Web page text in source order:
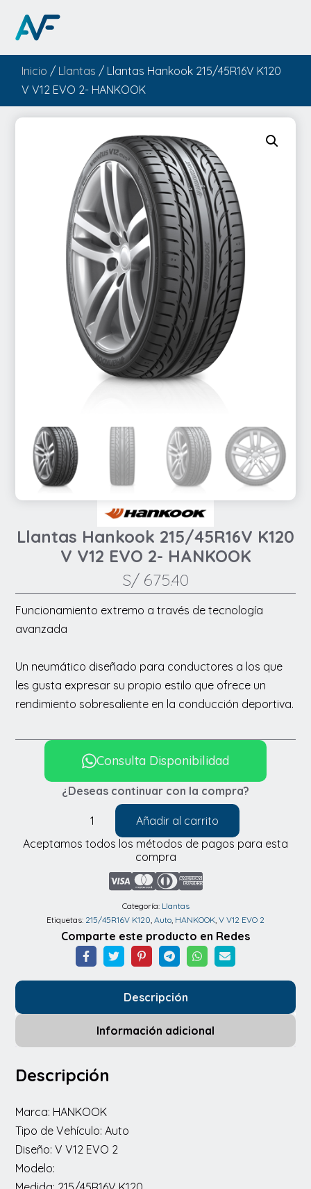
Inicio / Llantas / Llantas Hankook 215/45R16V K120
V V12 EVO 2- HANKOOK
Llantas Hankook 215/45R16V K120
V V12 EVO 2- HANKOOK
S/ 675.40
Funcionamiento extremo a través de tecnología
avanzada
Un neumático diseñado para conductores a los que
les gusta expresar su propio estilo que ofrece un
rendimiento sobresaliente en la conducción deportiva.
¿Deseas continuar con la compra?
Llantas
Hankook
V12
EVO
HANKOOK
Añadir al carrito
Categoría: Llantas
Etiquetas: 215/45R16V K120, Auto, HANKOOK, V V12 EVO 2
Consulta Disponibilidad
Aceptamos todos los métodos de pagos para esta
compra
Comparte este producto en Redes
Descripción
Información adicional
Descripción
Marca: HANKOOK
Tipo de Vehículo: Auto
Diseño: V V12 EVO 2
Modelo: